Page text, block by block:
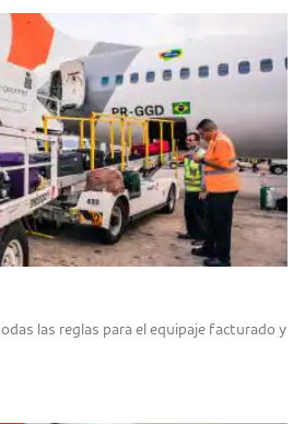
las reglas para el equipaje facturado y